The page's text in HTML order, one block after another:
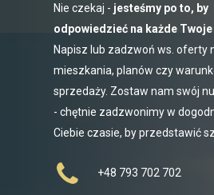
Nie czekaj - jesteśmy po to, by
odpowiedzieć na każde
Napisz lub zadzwoń ws. oferty
mieszkania, planów czy
sprzedaży. Zostaw nam swój
- chętnie zadzwonimy w
Ciebie czasie, by przedstawić
+48 793 702 702